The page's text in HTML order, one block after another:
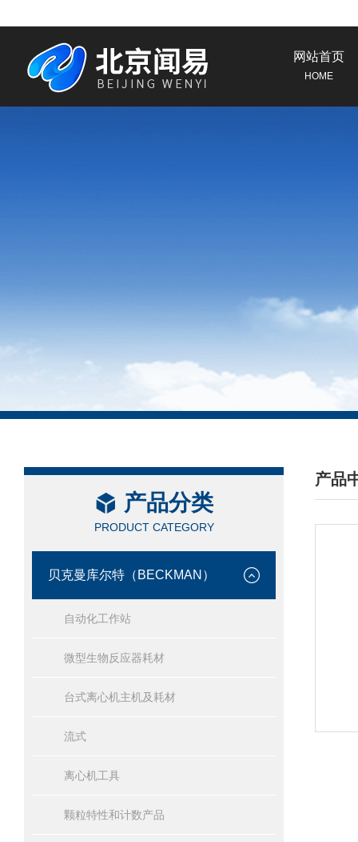
网站首页
HOME
产品分类
PRODUCT CATEGORY
贝克曼库尔特（BECKMAN）
自动化工作站
微型生物反应器耗材
台式离心机主机及耗材
流式
离心机工具
颗粒特性和计数产品
产品
/